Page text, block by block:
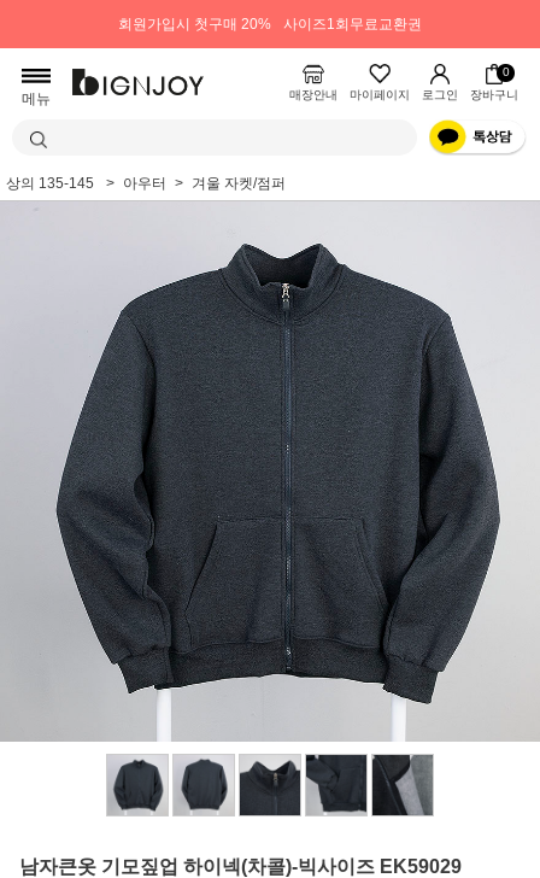
회원가입시 첫구매 20% 사이즈1회무료교환권
메뉴 매장안내 마이페이지 로그인
0
장바구니
상의 135-145 아우터 겨울 자켓/점퍼
남자큰옷 기모짚업 하이넥(차콜)-빅사이즈 EK59029